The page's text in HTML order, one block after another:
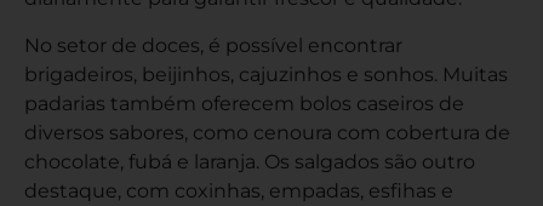
No setor de doces, é possível encontrar
brigadeiros, beijinhos, cajuzinhos e sonhos. Muitas
padarias também oferecem bolos caseiros de
diversos sabores, como cenoura com cobertura de
chocolate, fubá e laranja. Os salgados são outro
destaque, com coxinhas, empadas, esfihas e